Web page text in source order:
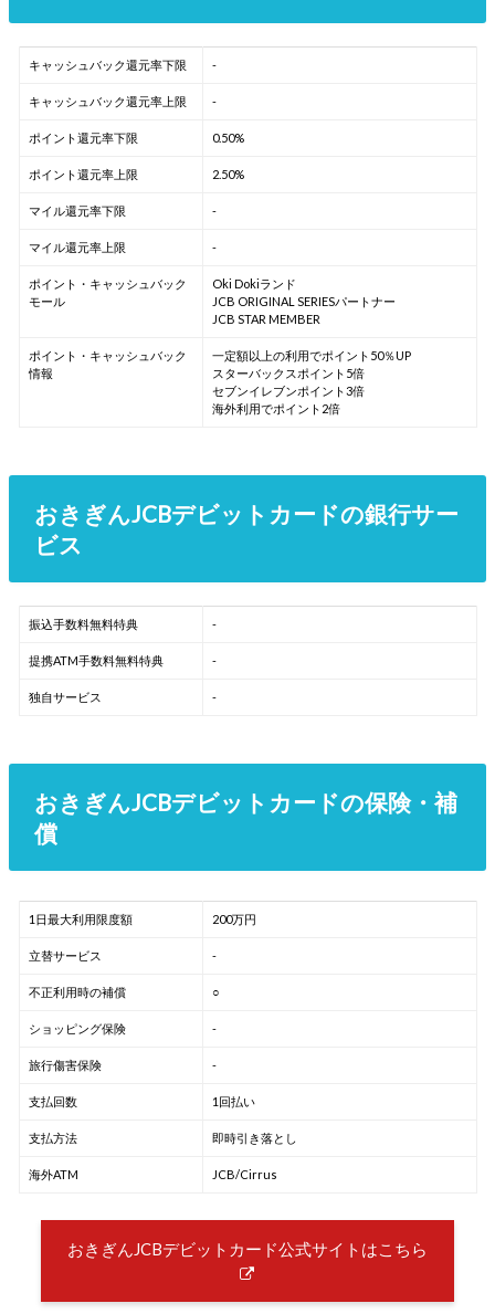
キャッシュバック還元率下限 -
キャッシュバック還元率上限 -
ポイント還元率下限 0.50%
ポイント還元率上限 2.50%
マイル還元率下限 -
マイル還元率上限 -
ポイント・キャッシュバック
モール
Oki Dokiランド
JCB ORIGINAL SERIESパートナー
JCB STAR MEMBER
ポイント・キャッシュバック
情報
一定額以上の利用でポイント50％UP
スターバックスポイント5倍
セブンイレブンポイント3倍
海外利用でポイント2倍
おきぎんJCBデビットカードの銀行サー
ビス
振込手数料無料特典 -
提携ATM手数料無料特典 -
独自サービス -
おきぎんJCBデビットカードの保険・補
償
1日最大利用限度額 200万円
立替サービス -
不正利用時の補償 ○
ショッピング保険 -
旅行傷害保険 -
支払回数 1回払い
支払方法 即時引き落とし
海外ATM JCB/Cirrus
おきぎんJCBデビットカード公式サイトはこちら